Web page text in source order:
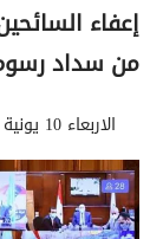
إعفاء
من سداد
الاربعاء 10 يونية 2020 | 06:56 مساءً